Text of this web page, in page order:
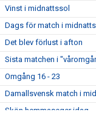
Vinst i midnattssol
Dags för match i
Det blev förlust i afton
Sista matchen i
Omgång 16 - 23
Damallsvensk match i
Skön hemmaseger idag